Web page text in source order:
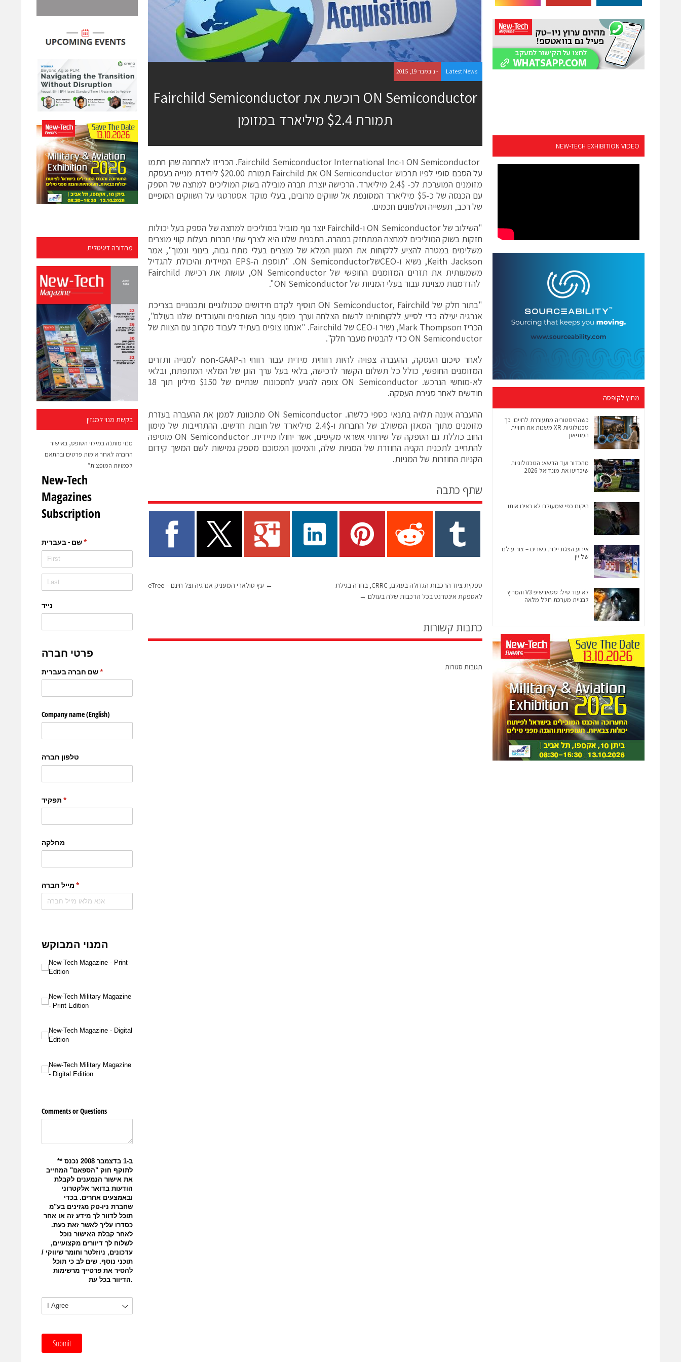
מהדורה דיגיטלית
בקשת מנוי למגזין
מנוי מותנה במילוי הטופס, באישור
החברה לאחר אימות פרטים ובהתאם
לכמויות המופצות*
Latest News - נובמבר 19, 2015
ON Semiconductor רוכשת את Fairchild Semiconductor
תמורת $2.4 מיליארד במזומן
ON Semiconductor ו-Fairchild Semiconductor International Inc. הכריזו לאחרונה שהן חתמו
על הסכם סופי לפיו תרכוש ON Semiconductor את Fairchild תמורת $20.00 ליחידת מנייה בעסקת
מזומנים המוערכת לכ- 2.4$ מיליארד. הרכישה יוצרת חברה מובילה בשוק המוליכים למחצה של הספק
עם הכנסה של כ-$5 מיליארד המסונפת אל שווקים מרובים, בעלי מוקד אסטרטגי על השווקים הסופיים
של רכב, תעשייה וטלפונים חכמים.
"השילוב של ON Semiconductor ו-Fairchild יוצר גוף מוביל במוליכים למחצה של הספק בעל יכולות
חזקות בשוק המוליכים למחצה המתחזק במהרה. התכנית שלנו היא לצרף שתי חברות בעלות קווי מוצרים
משלימים במטרה להציע ללקוחות את המגוון המלא של מוצרים בעלי מתח גבוה, בינוני ונמוך", אמר
Keith Jackson, נשיא ו-CEOשלON Semiconductor. "תוספת ה-EPS המיידית והיכולת להגדיל
משמעותית את תזרים המזומנים החופשי של ON Semiconductor, עושות את רכישת Fairchild
להזדמנות מצוינת עבור בעלי המניות של ON Semiconductor".
"בתור חלק של ON Semiconductor, Fairchild תוסיף לקדם חידושים טכנולוגיים ותכנוניים בצריכת
אנרגיה יעילה כדי לסייע ללקוחותינו לרשום הצלחה וערך מוסף עבור השותפים והעובדים שלנו בעולם",
הכריז Mark Thompson, נשיר ו-CEO של Fairchild. "אנחנו צופים בעתיד לעבוד מקרוב עם הצוות של
ON Semiconductor כדי להבטיח מעבר חלק".
לאחר סיכום העסקה, ההעברה צפויה להיות רווחית מידית עבור רווחי ה-non-GAAP למנייה ותזרים
המזומנים החופשי, כולל כל תשלום הקשור לרכישה, בלאי בעל ערך הוגן של המלאי המתפתח, ובלאי
לא-מוחשי הנרכש. ON Semiconductor צופה להגיע לחסכונות שנתיים של $150 מיליון תוך 18
חודשים לאחר סגירת העסקה.
ההעברה איננה תלויה בתנאי כספי כלשהו. ON Semiconductor מתכוונת לממן את ההעברה בעזרת
מזומנים מתוך המאזן המשולב של החברות ו-2.4$ מיליארד של חובות חדשים. ההתחייבות של מימון
החוב כוללת גם הספקה של שירותי אשראי מקיפים, אשר יחולו מיידית. ON Semiconductor מוסיפה
להתחייב לתכנית הקניה החוזרת של המניות שלה, והמימון המסוכם מספק גמישות לשם המשך קידום
הקניות החוזרות של המניות.
שתף כתבה
← עץ סולארי המעניק אנרגיה וצל חינם – eTree
ספקית ציוד הרכבות הגדולה בעולם, CRRC, בחרה בגילת
לאספקת אינטרנט בכל הרכבות שלה בעולם →
כתבות קשורות
תגובות סגורות
NEW-TECH EXHIBITION VIDEO
מחוץ לקופסה
כשההיסטוריה מתעוררת לחיים: כך
טכנולוגיות XR משנות את חוויית
המוזיאון
מהכדור ועד הדשא: הטכנולוגיות
שיכריעו את מונדיאל 2026
היקום כפי שמעולם לא ראינו אותו
אירוע הצגת יינות כשרים – צור עולם
של יין
לא עוד טיל: סטארשיפ V3 והמרוץ
לבניית מערכת חלל מלאה